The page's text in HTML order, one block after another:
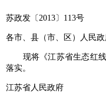
苏政发〔2013〕113号
各市、县（市、区）人民
现将《江苏省生态红线
落实。
江苏省人民政府